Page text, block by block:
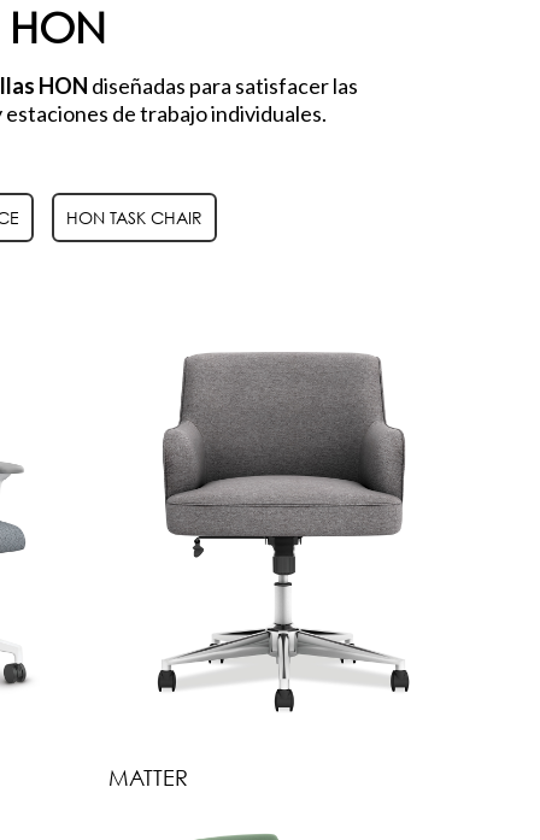
HON
HON diseñadas para satisfacer las
de trabajo individuales.
HON TASK CHAIR
MATTER